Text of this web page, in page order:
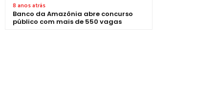
8 anos atrás
Banco da Amazônia abre concurso
público com mais de 550 vagas